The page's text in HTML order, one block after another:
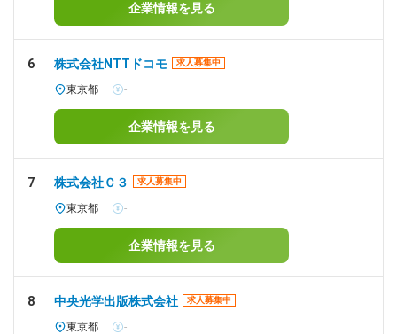
企業情報を見る
6 株式会社NTTドコモ 求人募集中
東京都 -
企業情報を見る
7 株式会社Ｃ３ 求人募集中
東京都 -
企業情報を見る
8 中央光学出版株式会社 求人募集中
東京都 -